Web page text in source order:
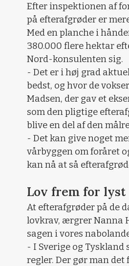
Efter inspektionen af
på efterafgrøder er
Med en planche i
380.000 flere hektar
Nord-konsulenten sig.
- Det er i høj grad
bedst, og hvor de
Madsen, der gav et
som den pligtige
blive en del af den
- Det kan give noget
vårbyggen om foråret
kan nå at så
Lov frem for lyst
At efterafgrøder på de
lovkrav, ærgrer Nanna
sagen i vores
- I Sverige og
regler. Der gør man